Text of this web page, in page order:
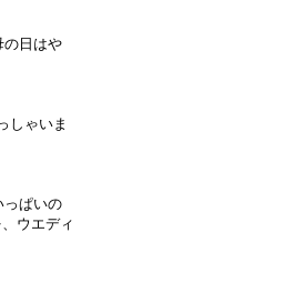
の日はや
しゃいま
っぱいの
ウエディ